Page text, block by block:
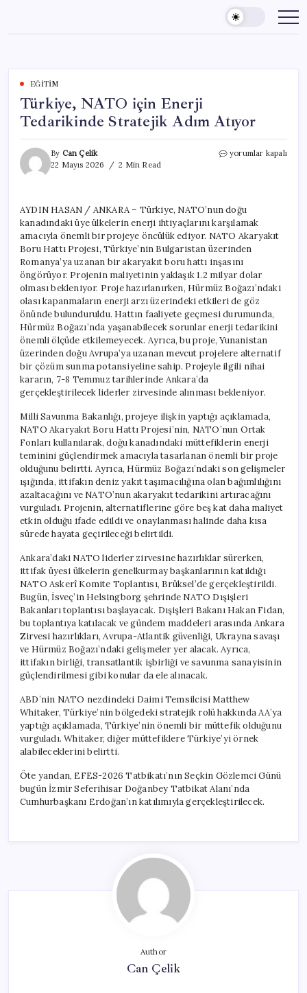
content
EĞITIM
Türkiye, NATO için Enerji
Tedarikinde Stratejik Adım Atıyor
By Can Çelik
22 Mayıs 2026
2 Min Read
Türkiye,
Stratejik
Adım
Atıyor
için
yorumlar kapalı
AYDIN HASAN / ANKARA – Türkiye, NATO’nun doğu
kanadındaki üye ülkelerin enerji ihtiyaçlarını karşılamak
amacıyla önemli bir projeye öncülük ediyor. NATO Akaryakıt
Boru Hattı Projesi, Türkiye’nin Bulgaristan üzerinden
Romanya’ya uzanan bir akaryakıt boru hattı inşasını
öngörüyor. Projenin maliyetinin yaklaşık 1.2 milyar dolar
olması bekleniyor. Proje hazırlanırken, Hürmüz Boğazı’ndaki
olası kapanmaların enerji arzı üzerindeki etkileri de göz
önünde bulunduruldu. Hattın faaliyete geçmesi durumunda,
Hürmüz Boğazı’nda yaşanabilecek sorunlar enerji tedarikini
önemli ölçüde etkilemeyecek. Ayrıca, bu proje, Yunanistan
üzerinden doğu Avrupa’ya uzanan mevcut projelere alternatif
bir çözüm sunma potansiyeline sahip. Projeyle ilgili nihai
kararın, 7-8 Temmuz tarihlerinde Ankara’da
gerçekleştirilecek liderler zirvesinde alınması bekleniyor.
Milli Savunma Bakanlığı, projeye ilişkin yaptığı açıklamada,
NATO Akaryakıt Boru Hattı Projesi’nin, NATO’nun Ortak
Fonları kullanılarak, doğu kanadındaki müttefiklerin enerji
teminini güçlendirmek amacıyla tasarlanan önemli bir proje
olduğunu belirtti. Ayrıca, Hürmüz Boğazı’ndaki son gelişmeler
ışığında, ittifakın deniz yakıt taşımacılığına olan bağımlılığını
azaltacağını ve NATO’nun akaryakıt tedarikini artıracağını
vurguladı. Projenin, alternatiflerine göre beş kat daha maliyet
etkin olduğu ifade edildi ve onaylanması halinde daha kısa
sürede hayata geçirileceği belirtildi.
Ankara’daki NATO liderler zirvesine hazırlıklar sürerken,
ittifak üyesi ülkelerin genelkurmay başkanlarının katıldığı
NATO Askerî Komite Toplantısı, Brüksel’de gerçekleştirildi.
Bugün, İsveç’in Helsingborg şehrinde NATO Dışişleri
Bakanları toplantısı başlayacak. Dışişleri Bakanı Hakan Fidan,
bu toplantıya katılacak ve gündem maddeleri arasında Ankara
Zirvesi hazırlıkları, Avrupa-Atlantik güvenliği, Ukrayna savaşı
ve Hürmüz Boğazı’ndaki gelişmeler yer alacak. Ayrıca,
ittifakın birliği, transatlantik işbirliği ve savunma sanayisinin
güçlendirilmesi gibi konular da ele alınacak.
ABD’nin NATO nezdindeki Daimi Temsilcisi Matthew
Whitaker, Türkiye’nin bölgedeki stratejik rolü hakkında AA’ya
yaptığı açıklamada, Türkiye’nin önemli bir müttefik olduğunu
vurguladı. Whitaker, diğer müttefiklere Türkiye’yi örnek
alabileceklerini belirtti.
Öte yandan, EFES-2026 Tatbikatı’nın Seçkin Gözlemci Günü
bugün İzmir Seferihisar Doğanbey Tatbikat Alanı’nda
Cumhurbaşkanı Erdoğan’ın katılımıyla gerçekleştirilecek.
Author
Can Çelik